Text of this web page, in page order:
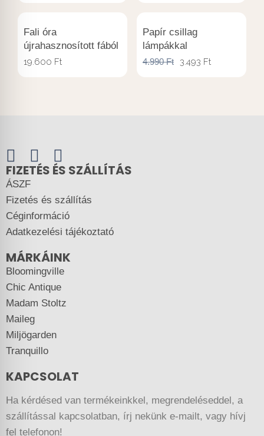
Fali óra
újrahasznosított fából
19.600 Ft
Papír csillag
lámpákkal
4.990Ft 3.493 Ft
FIZETÉS ÉS SZÁLLÍTÁS
ÁSZF
Fizetés és szállítás
Céginformáció
Adatkezelési tájékoztató
MÁRKÁINK
Bloomingville
Chic Antique
Madam Stoltz
Maileg
Miljögarden
Tranquillo
KAPCSOLAT
Ha kérdésed van termékeinkkel, megrendeléseddel, a
szállítással kapcsolatban, írj nekünk e-mailt, vagy hívj
fel telefonon!